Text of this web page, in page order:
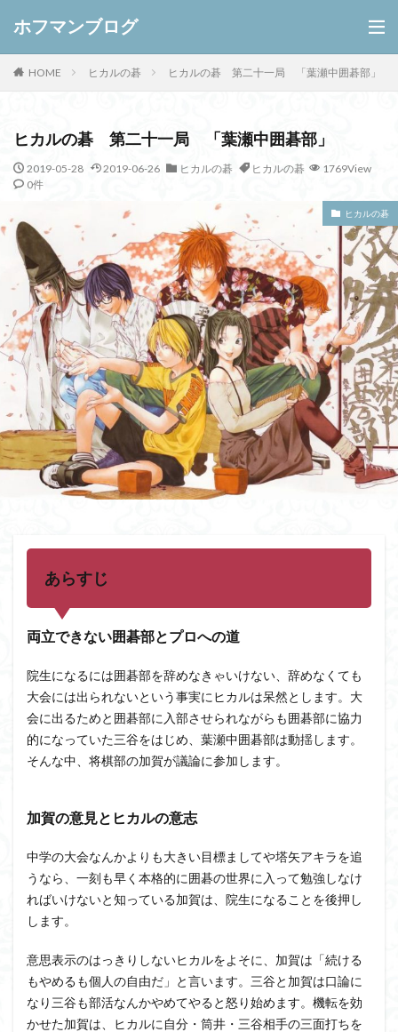
ホフマンブログ
HOME ヒカルの碁 ヒカルの碁 第二十一局 「葉瀬中囲碁部」
ヒカルの碁 第二十一局 「葉瀬中囲碁部」
2019-05-28 2019-06-26 ヒカルの碁 ヒカルの碁
1769View
0件
ヒカルの碁
あらすじ
両立できない囲碁部とプロへの道
院生になるには囲碁部を辞めなきゃいけない、辞めなくても
大会には出られないという事実にヒカルは呆然とします。大
会に出るためと囲碁部に入部させられながらも囲碁部に協力
的になっていた三谷をはじめ、葉瀬中囲碁部は動揺します。
そんな中、将棋部の加賀が議論に参加します。
加賀の意見とヒカルの意志
中学の大会なんかよりも大きい目標ましてや塔矢アキラを追
うなら、一刻も早く本格的に囲碁の世界に入って勉強しなけ
ればいけないと知っている加賀は、院生になることを後押し
します。
意思表示のはっきりしないヒカルをよそに、加賀は「続ける
もやめるも個人の自由だ」と言います。三谷と加賀は口論に
なり三谷も部活なんかやめてやると怒り始めます。機転を効
かせた加賀は、ヒカルに自分・筒井・三谷相手の三面打ちを